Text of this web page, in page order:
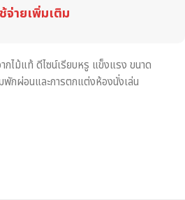
จ่ายเพิ่มเติม
ไม้แท้ ดีไซน์เรียบหรู แข็งแรง ขนาด
กผ่อนและการตกแต่งห้องนั่งเล่น